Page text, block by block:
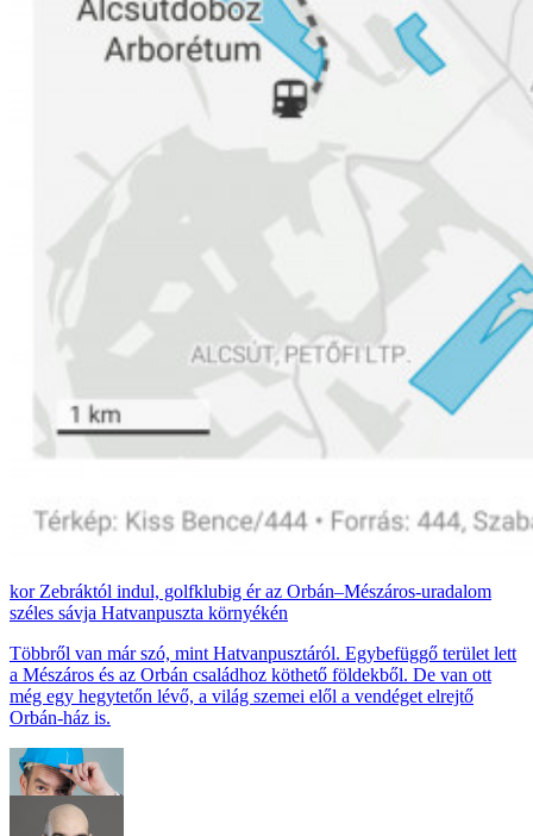
Zebráktól indul, golfklubig ér az Orbán–Mészáros-uradalom
széles sávja Hatvanpuszta környékén
Többről van már szó, mint Hatvanpusztáról. Egybefüggő terület lett
a Mészáros és az Orbán családhoz köthető földekből. De van ott
még egy hegytetőn lévő, a világ szemei elől a vendéget elrejtő
Orbán-ház is.